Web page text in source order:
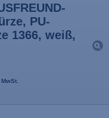
PU-
1366, weiß,